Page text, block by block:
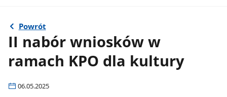
Powrót
II nabór wniosków w
ramach KPO dla kultury
06.05.2025